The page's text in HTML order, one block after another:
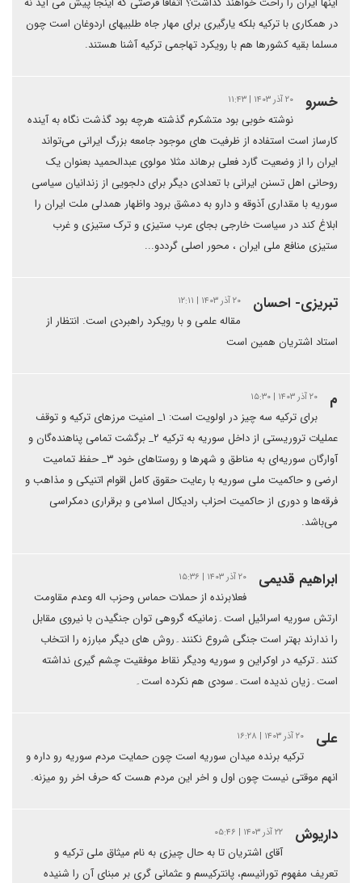
در همکاری با ترکیه بلکه یارگیری برای مهار جاه طلبیهای اردوغان است چون
مسلما بقیه کشورها هم با رویکرد تهاجمی ترکیه آشنا هستند.
خسرو ۲۰ آذر ۱۴۰۳ | ۱۱:۴۳
نوشته خوبی بود متشکرم گذشته هرچه بود گذشت نگاه به آینده
کارساز است استفاده از ظرفیت های موجود جامعه بزرگ ایرانی می‌تواند
ایران را از وضعیت گارد فعلی برهاند مثلا مولوی عبدالحمید بعنوان یک
روحانی اهل تسنن ایرانی با تعدادی دیگر برای دلجویی از زندانیان سیاسی
سوریه با مقداری آذوقه و دارو به دمشق برود واظهار همدلی ملت ایران را
ابلاغ کند در سیاست خارجی بجای عرب ستیزی و ترک ستیزی و غرب
ستیزی منافع ملی ایران ، محور اصلی گرددو...
تبریزی- احسان ۲۰ آذر ۱۴۰۳ | ۱۲:۱۱
مقاله علمی و با رویکرد راهبردی است. انتظار از
استاد اشتریان همین است
م ۲۰ آذر ۱۴۰۳ | ۱۵:۳۰
برای ترکیه سه چیز در اولویت است: ۱_ امنیت مرزهای ترکیه و توقف
عملیات تروریستی از داخل سوریه به ترکیه ۲_ برگشت تمامی پناهنده‌گان و
آوارگان سوریه‌ای به مناطق و شهرها و روستاهای خود ۳_ حفظ تمامیت
ارضی و حاکمیت ملی سوریه با رعایت حقوق کامل اقوام اتنیکی و مذاهب و
فرقه‌ها و دوری از حاکمیت احزاب رادیکال اسلامی و برقراری دمکراسی
می‌باشد.
ابراهیم قدیمی ۲۰ آذر ۱۴۰۳ | ۱۵:۳۶
فعلابرنده از حملات حماس وحزب اله وعدم مقاومت
ارتش سوریه اسرائیل است۔زمانیکه گروهی توان جنگیدن با نیروی مقابل
را ندارند بهتر است جنگی شروع نکنند۔روش های دیگر مبارزه را انتخاب
کنند۔ترکیه در اوکراین و سوریه ودیگر نقاط موفقیت چشم گیری نداشته
است۔زیان ندیده است۔سودی هم نکرده است۔
علی ۲۰ آذر ۱۴۰۳ | ۱۶:۲۸
ترکیه برنده میدان سوریه است چون حمایت مردم سوریه رو داره و
انهم موقتی نیست چون اول و اخر این مردم هست که حرف اخر رو میزنه.
داریوش ۲۲ آذر ۱۴۰۳ | ۰۵:۴۶
آقای اشتریان تا به حال چیزی به نام میثاق ملی ترکیه و
تعریف مفهوم تورانیسم، پانترکیسم و عثمانی گری بر مبنای آن را شنیده